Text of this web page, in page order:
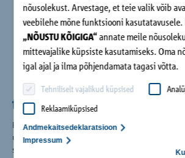
nõusolekust. Arvestage, et teie valik võib
veebilehe mõne funktsiooni
„NÕUSTU KÕIGIGA“annate meile
mittevajalike küpsiste kasutamiseks. Oma
igal ajal ja ilma põhjendamata tagasi võtta.
Tehniliselt vajalikud küpsised
Reklaamiküpsised
Andmekaitsedeklaratsioon
Impressum
1.100
töötaja
Pühendunud inimeste ühendatud
uuenduslike tehnoloogiate pideva
sellega ka teeninduse.